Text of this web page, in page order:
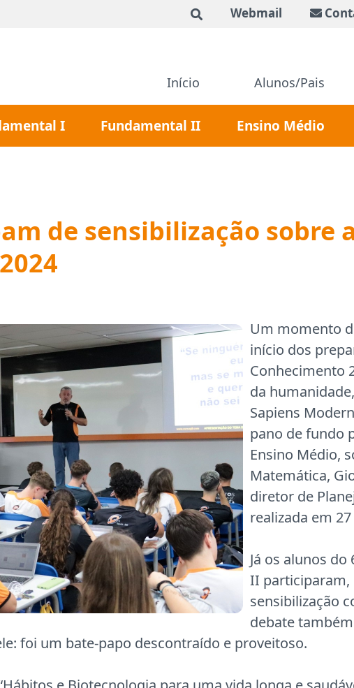
Webmail
Início Alunos/Pais
I Fundamental II Ensino Médio
de sensibilização sobre
Um momento
início dos
Conhecimento
da
Sapiens
pano de fundo
Ensino Médio,
Matemática,
diretor de
realizada em
Já os alunos do
II participaram,
sensibilização
debate
foi um bate-papo descontraído e proveitoso.